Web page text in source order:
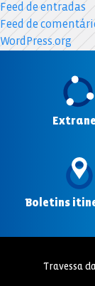
Feed de entradas
Feed de
WordPress.org
Boletins
Travessa